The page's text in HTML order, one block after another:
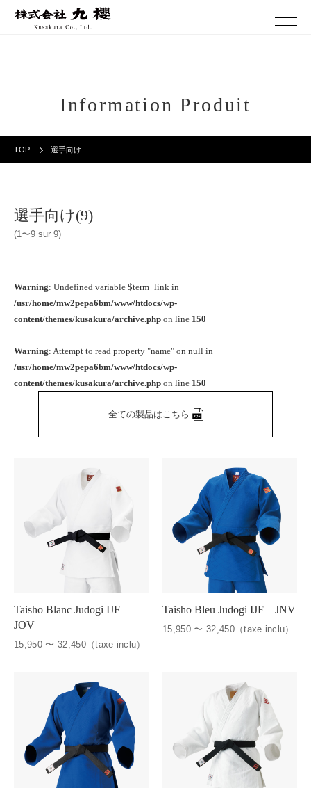
Information Produit
TOP 選手向け
選手向け(9)
(1〜9 sur 9)
Warning: Undefined variable $term_link in
/usr/home/mw2pepa6bm/www/htdocs/wp-
content/themes/kusakura/archive.php on line 150
Warning: Attempt to read property "name" on null in
/usr/home/mw2pepa6bm/www/htdocs/wp-
content/themes/kusakura/archive.php on line 150
全ての製品はこちら
Taisho Blanc Judogi IJF –
JOV
15,950 〜 32,450（taxe inclu）
Taisho Bleu Judogi IJF – JNV
15,950 〜 32,450（taxe inclu）